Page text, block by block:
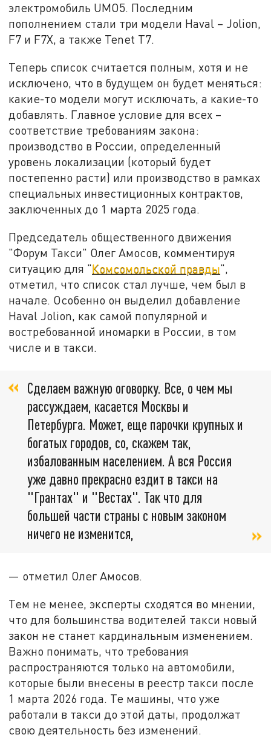
электромобиль UMO5. Последним
пополнением стали три модели Haval – Jolion,
F7 и F7X, а также Tenet T7.
Теперь список считается полным, хотя и не
исключено, что в будущем он будет меняться:
какие-то модели могут исключать, а какие-то
добавлять. Главное условие для всех –
соответствие требованиям закона:
производство в России, определенный
уровень локализации (который будет
постепенно расти) или производство в рамках
специальных инвестиционных контрактов,
заключенных до 1 марта 2025 года.
Председатель общественного движения
"Форум Такси" Олег Амосов, комментируя
ситуацию для "Комсомольской правды",
отметил, что список стал лучше, чем был в
начале. Особенно он выделил добавление
Haval Jolion, как самой популярной и
востребованной иномарки в России, в том
числе и в такси.
Сделаем важную оговорку. Все, о чем мы
рассуждаем, касается Москвы и
Петербурга. Может, еще парочки крупных и
богатых городов, со, скажем так,
избалованным населением. А вся Россия
уже давно прекрасно ездит в такси на
"Грантах" и "Вестах". Так что для
большей части страны с новым законом
ничего не изменится,
— отметил Олег Амосов.
Тем не менее, эксперты сходятся во мнении,
что для большинства водителей такси новый
закон не станет кардинальным изменением.
Важно понимать, что требования
распространяются только на автомобили,
которые были внесены в реестр такси после
1 марта 2026 года. Те машины, что уже
работали в такси до этой даты, продолжат
свою деятельность без изменений.